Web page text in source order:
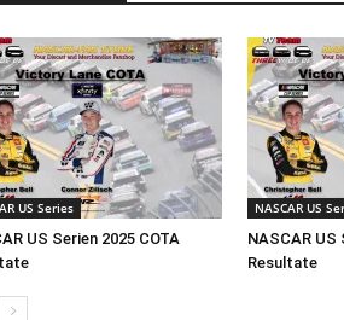
US Series
US Serien 2025 COTA
NASCAR US
NASCAR
Resultate